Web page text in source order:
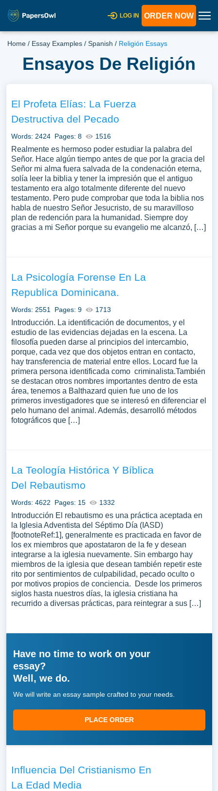
LOG IN ORDER NOW
Home / Essay Examples / Spanish / Religión Essays
Ensayos De Religión
El Profeta Elías: La Fuerza
Destructiva del Pecado
Words: 2424 Pages: 8 1516
Realmente es hermoso poder estudiar la palabra del
Señor. Hace algún tiempo antes de que por la gracia del
Señor mi alma fuera salvada de la condenación eterna,
solía leer la biblia y tener la impresión que el antiguo
testamento era algo totalmente diferente del nuevo
testamento. Pero pude comprobar que toda la biblia nos
habla de nuestro Señor Jesucristo, de su maravilloso
plan de redención para la humanidad. Siempre doy
gracias a mi Señor porque su evangelio me alcanzó, […]
La Psicología Forense En La
Republica Dominicana.
Words: 2551 Pages: 9 1713
Introducción. La identificación de documentos, y el
estudio de las evidencias dejadas en la escena. La
filosofía pueden darse al principios del intercambio,
porque, cada vez que dos objetos entran en contacto,
hay transferencia de material entre ellos. Locard fue la
primera persona identificada como criminalista.También
se destacan otros nombres importantes dentro de esta
área, tenemos a Balthazard quien fue uno de los
primeros investigadores que se interesó en diferenciar el
pelo humano del animal. Además, desarrolló métodos
fotográficos que […]
La Teología Histórica Y Bíblica
Del Rebautismo
Words: 4622 Pages: 15 1332
Introducción El rebautismo es una práctica aceptada en
la Iglesia Adventista del Séptimo Día (IASD)
[footnoteRef:1], generalmente es practicada en favor de
los ex miembros que apostataron de la fe y desean
integrarse a la iglesia nuevamente. Sin embargo hay
miembros de la iglesia que desean también repetir este
rito por sentimientos de culpabilidad, pecado oculto o
por motivos propios de conciencia. Desde los primeros
siglos hasta nuestros días, la iglesia cristiana ha
recurrido a diversas prácticas, para reintegrar a sus […]
Have no time to work on your
essay?
Well, we do.
We will write an essay sample crafted to your needs.
PLACE ORDER
Influencia Del Cristianismo En
La Edad Media